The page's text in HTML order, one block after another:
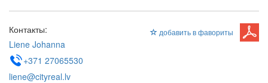
добавить в фавориты
Контакты:
Liene Johanna
+371 27065530
liene@cityreal.lv